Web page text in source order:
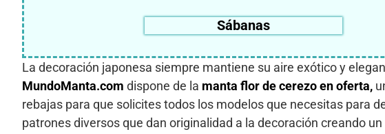
Sábanas
La decoración japonesa siempre mantiene su aire exótico y
MundoManta.com dispone de la manta flor de cerezo en oferta,
rebajas para que solicites todos los modelos que necesitas para
patrones diversos que dan originalidad a la decoración creando